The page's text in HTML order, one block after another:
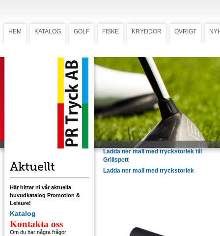
HEM KATALOG GOLF FISKE KRYDDOR ÖVRIGT
Aktuellt
Här hittar ni vår aktuella
huvudkatalog Promotion &
Leisure!
Katalog
Kontakta oss
Om du har några frågor
Grilltub
Vår populära papperstub med två stycken
grillspett samt en grilltermometer som
levereras i en 65 cm lång papperstub.
Förädlas med tryck på termometern och
grillspetten.
Mot tillägg kan även tuben förses med en
etikett i flerfärgstryck 90x74 mm.
Ladda ner mall med tryckstorlek till
Grillspett
Ladda ner mall med tryckstorlek